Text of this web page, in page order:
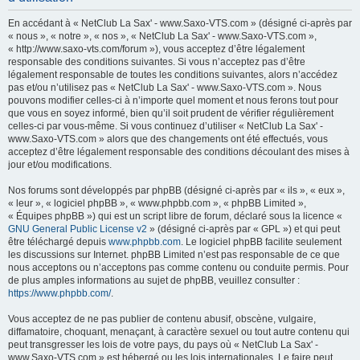
h
En accédant à « NetClub La Sax' - www.Saxo-VTS.com » (désigné ci-après par
« nous », « notre », « nos », « NetClub La Sax' - www.Saxo-VTS.com »,
« http://www.saxo-vts.com/forum »), vous acceptez d’être légalement
responsable des conditions suivantes. Si vous n’acceptez pas d’être
légalement responsable de toutes les conditions suivantes, alors n’accédez
pas et/ou n’utilisez pas « NetClub La Sax' - www.Saxo-VTS.com ». Nous
pouvons modifier celles-ci à n’importe quel moment et nous ferons tout pour
que vous en soyez informé, bien qu’il soit prudent de vérifier régulièrement
celles-ci par vous-même. Si vous continuez d’utiliser « NetClub La Sax' -
www.Saxo-VTS.com » alors que des changements ont été effectués, vous
acceptez d’être légalement responsable des conditions découlant des mises à
jour et/ou modifications.
Nos forums sont développés par phpBB (désigné ci-après par « ils », « eux »,
« leur », « logiciel phpBB », « www.phpbb.com », « phpBB Limited »,
« Équipes phpBB ») qui est un script libre de forum, déclaré sous la licence «
GNU General Public License v2 » (désigné ci-après par « GPL ») et qui peut
être téléchargé depuis www.phpbb.com. Le logiciel phpBB facilite seulement
les discussions sur Internet. phpBB Limited n’est pas responsable de ce que
nous acceptons ou n’acceptons pas comme contenu ou conduite permis. Pour
de plus amples informations au sujet de phpBB, veuillez consulter :
https://www.phpbb.com/.
Vous acceptez de ne pas publier de contenu abusif, obscène, vulgaire,
diffamatoire, choquant, menaçant, à caractère sexuel ou tout autre contenu qui
peut transgresser les lois de votre pays, du pays où « NetClub La Sax' -
www.Saxo-VTS.com » est hébergé ou les lois internationales. Le faire peut